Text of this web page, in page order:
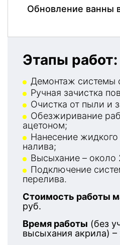
Обновление ванны
Этапы работ:
Демонтаж системы
Ручная зачистка
Очистка от пыли и
Обезжиривание
ацетоном;
Нанесение
налива;
Высыхание – около
Подключение
перелива.
Стоимость работы
руб.
Время работы (без
высыхания акрила) –